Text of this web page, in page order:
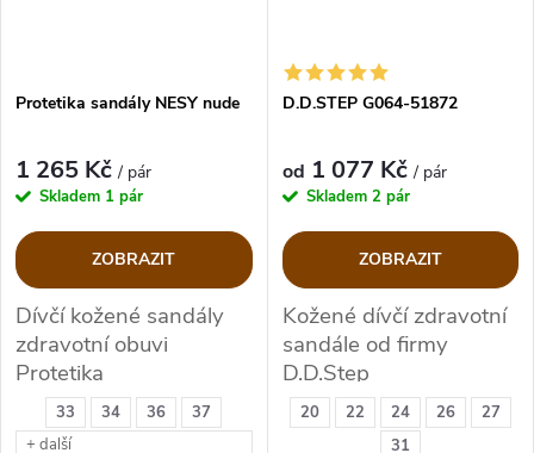
33 34 36
37
+ další
Protetika sandály NESY nude
1 265 Kč/ pár
Skladem 1 pár
ZOBRAZIT
Dívčí kožené sandály
zdravotní obuvi
Protetika
20 22 24 26
27
31
D.D.STEP G064-51872
od 1 077 Kč/ pár
Skladem 2 pár
ZOBRAZIT
Kožené dívčí zdravotní
sandále od firmy
D.D.Step